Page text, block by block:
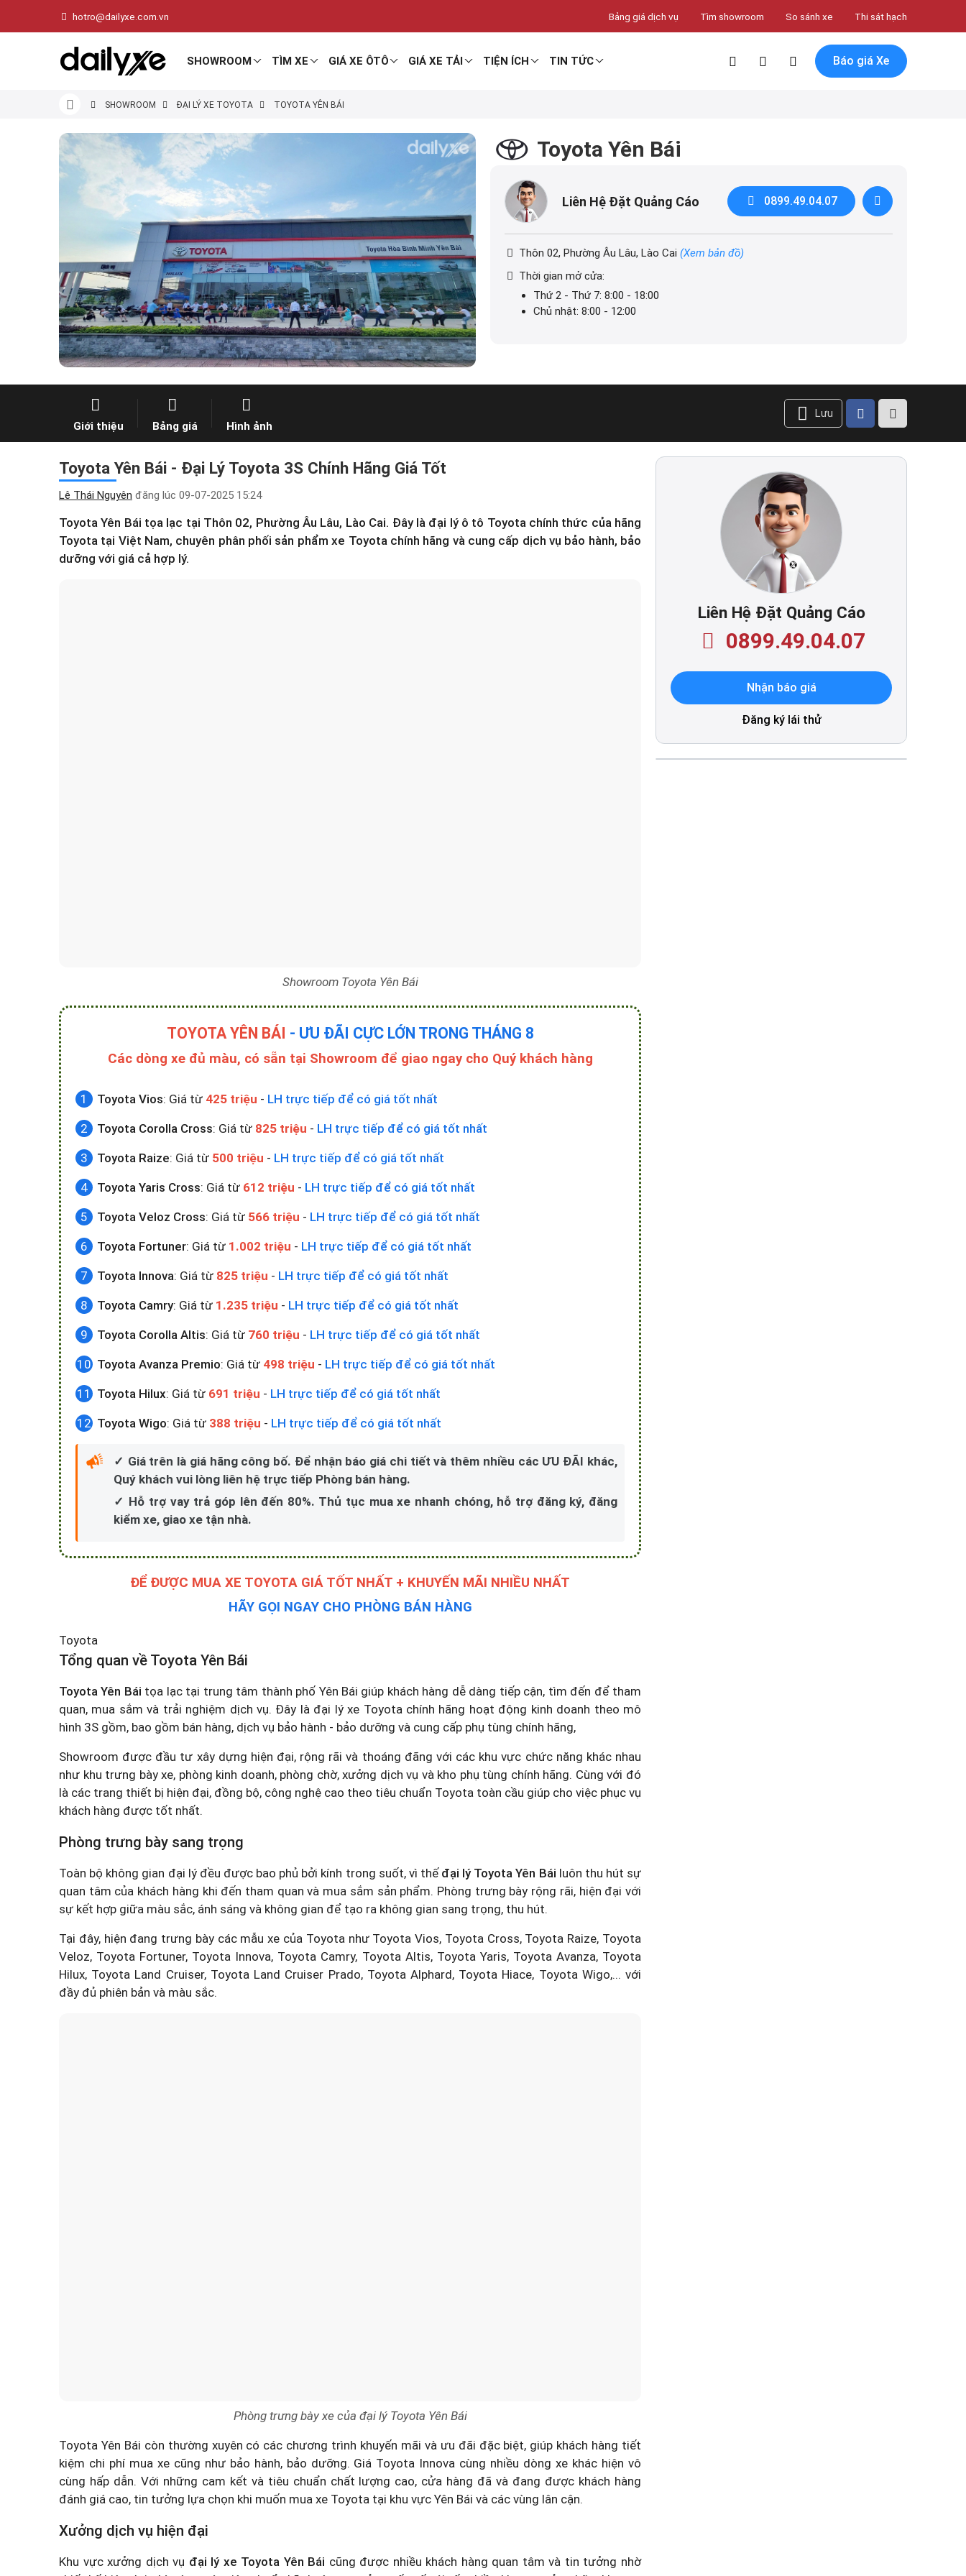
hotro@dailyxe.com.vn Bảng giá dịch vụ Tìm showroom So sánh xe Thi sát hạch
SHOWROOM TÌM XE GIÁ XE ÔTÔ GIÁ XE TẢI TIỆN ÍCH TIN TỨC Báo giá Xe
SHOWROOM ĐẠI LÝ XE TOYOTA TOYOTA YÊN BÁI
Toyota Yên Bái
Liên Hệ Đặt Quảng Cáo 0899.49.04.07
Thôn 02, Phường Âu Lâu, Lào Cai (Xem bản đồ)
Thời gian mở cửa:
Thứ 2 - Thứ 7: 8:00 - 18:00
Chủ nhật: 8:00 - 12:00
Giới thiệu Bảng giá Hình ảnh
Lưu
Toyota Yên Bái - Đại Lý Toyota 3S Chính Hãng Giá Tốt
Lê Thái Nguyên đăng lúc 09-07-2025 15:24
Toyota Yên Bái tọa lạc tại Thôn 02, Phường Âu Lâu, Lào Cai. Đây là đại lý ô tô Toyotachính thức của hãng
Toyota tại Việt Nam, chuyên phân phối sản phẩm xe Toyota chính hãng và cung cấp dịch vụ bảo hành, bảo
dưỡng với giá cả hợp lý.
Showroom Toyota Yên Bái
TOYOTA YÊN BÁI - ƯU ĐÃI CỰC LỚN TRONG THÁNG 8
Các dòng xe đủ màu, có sẵn tại Showroom để giao ngay cho Quý khách hàng
Toyota Vios: Giá từ 425 triệu - LH trực tiếp để có giá tốt nhất
Toyota Corolla Cross: Giá từ 825 triệu - LH trực tiếp để có giá tốt nhất
Toyota Raize: Giá từ 500 triệu - LH trực tiếp để có giá tốt nhất
Toyota Yaris Cross: Giá từ 612 triệu - LH trực tiếp để có giá tốt nhất
Toyota Veloz Cross: Giá từ 566 triệu - LH trực tiếp để có giá tốt nhất
Toyota Fortuner: Giá từ 1.002 triệu - LH trực tiếp để có giá tốt nhất
Toyota Innova: Giá từ 825 triệu - LH trực tiếp để có giá tốt nhất
Toyota Camry: Giá từ 1.235 triệu - LH trực tiếp để có giá tốt nhất
Toyota Corolla Altis: Giá từ 760 triệu - LH trực tiếp để có giá tốt nhất
Toyota Avanza Premio: Giá từ 498 triệu - LH trực tiếp để có giá tốt nhất
Toyota Hilux: Giá từ 691 triệu - LH trực tiếp để có giá tốt nhất
Toyota Wigo: Giá từ 388 triệu - LH trực tiếp để có giá tốt nhất
✓ Giá trên là giá hãng công bố. Để nhận báo giá chi tiết và thêm nhiều các ƯU ĐÃI khác,
Quý khách vui lòng liên hệ trực tiếp Phòng bán hàng.
✓ Hỗ trợ vay trả góp lên đến 80%. Thủ tục mua xe nhanh chóng, hỗ trợ đăng ký, đăng
kiểm xe, giao xe tận nhà.
ĐỂ ĐƯỢC MUA XE TOYOTA GIÁ TỐT NHẤT + KHUYẾN MÃI NHIỀU NHẤT
HÃY GỌI NGAY CHO PHÒNG BÁN HÀNG
Toyota
Tổng quan về Toyota Yên Bái
Toyota Yên Bái tọa lạc tại trung tâm thành phố Yên Bái giúp khách hàng dễ dàng tiếp cận, tìm đến để tham
quan, mua sắm và trải nghiệm dịch vụ. Đây là đại lý xe Toyota chính hãng hoạt động kinh doanh theo mô
hình 3S gồm, bao gồm bán hàng, dịch vụ bảo hành - bảo dưỡng và cung cấp phụ tùng chính hãng,
Showroom được đầu tư xây dựng hiện đại, rộng rãi và thoáng đãng với các khu vực chức năng khác nhau
như khu trưng bày xe, phòng kinh doanh, phòng chờ, xưởng dịch vụ và kho phụ tùng chính hãng. Cùng với đó
là các trang thiết bị hiện đại, đồng bộ, công nghệ cao theo tiêu chuẩn Toyota toàn cầu giúp cho việc phục vụ
khách hàng được tốt nhất.
Phòng trưng bày sang trọng
Toàn bộ không gian đại lý đều được bao phủ bởi kính trong suốt, vì thế đại lý Toyota Yên Bái luôn thu hút sự
quan tâm của khách hàng khi đến tham quan và mua sắm sản phẩm. Phòng trưng bày rộng rãi, hiện đại với
sự kết hợp giữa màu sắc, ánh sáng và không gian để tạo ra không gian sang trọng, thu hút.
Tại đây, hiện đang trưng bày các mẫu xe của Toyota như Toyota Vios, Toyota Cross, Toyota Raize, Toyota
Veloz, Toyota Fortuner, Toyota Innova, Toyota Camry, Toyota Altis, Toyota Yaris, Toyota Avanza, Toyota
Hilux, Toyota Land Cruiser, Toyota Land Cruiser Prado, Toyota Alphard, Toyota Hiace, Toyota Wigo,... với
đầy đủ phiên bản và màu sắc.
Phòng trưng bày xe của đại lý Toyota Yên Bái
Toyota Yên Bái còn thường xuyên có các chương trình khuyến mãi và ưu đãi đặc biệt, giúp khách hàng tiết
kiệm chi phí mua xe cũng như bảo hành, bảo dưỡng. Giá Toyota Innova cùng nhiều dòng xe khác hiện vô
cùng hấp dẫn. Với những cam kết và tiêu chuẩn chất lượng cao, cửa hàng đã và đang được khách hàng
đánh giá cao, tin tưởng lựa chọn khi muốn mua xe Toyota tại khu vực Yên Bái và các vùng lân cận.
Xưởng dịch vụ hiện đại
Khu vực xưởng dịch vụ đại lý xe Toyota Yên Bái cũng được nhiều khách hàng quan tâm và tin tưởng nhờ
Liên Hệ Đặt Quảng Cáo
0899.49.04.07
Nhận báo giá
Đăng ký lái thử